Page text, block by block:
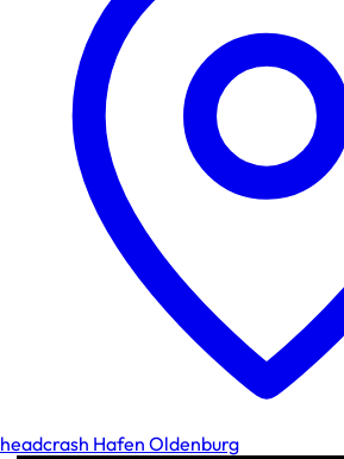
headcrash Hafen Oldenburg